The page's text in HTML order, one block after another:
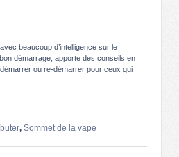
beaucoup d’intelligence sur le
démarrage, apporte des conseils en
ou re-démarrer pour ceux qui
, Sommet de la vape